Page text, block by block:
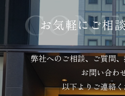
お気軽にご相
弊社へのご相談、ご質問
お問い合わ
以下よりご連絡